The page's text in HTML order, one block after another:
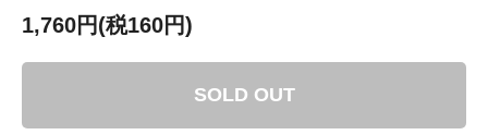
1,760円(税160円)
SOLD OUT